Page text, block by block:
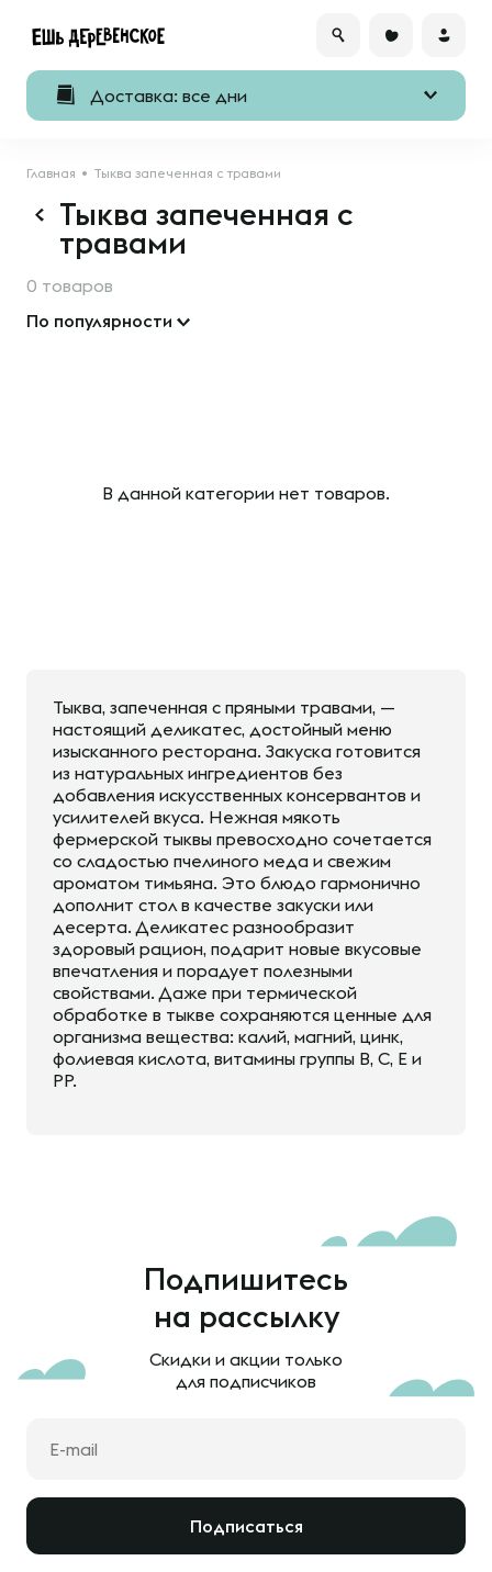
Доставка: все дни
Главная Тыква запеченная с травами
Тыква запеченная с
травами
0 товаров
По популярности
В данной категории нет товаров.
Тыква, запеченная с пряными травами, —
настоящий деликатес, достойный меню
изысканного ресторана. Закуска готовится
из натуральных ингредиентов без
добавления искусственных консервантов и
усилителей вкуса. Нежная мякоть
фермерской тыквы превосходно сочетается
со сладостью пчелиного меда и свежим
ароматом тимьяна. Это блюдо гармонично
дополнит стол в качестве закуски или
десерта. Деликатес разнообразит
здоровый рацион, подарит новые вкусовые
впечатления и порадует полезными
свойствами. Даже при термической
обработке в тыкве сохраняются ценные для
организма вещества: калий, магний, цинк,
фолиевая кислота, витамины группы В, С, Е и
РР.
Подпишитесь
на рассылку
Скидки и акции только
для подписчиков
Подписаться